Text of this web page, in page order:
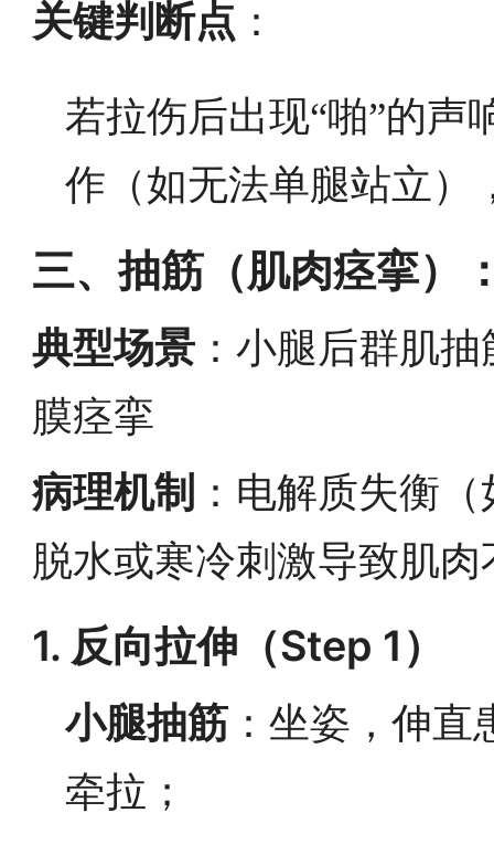
关键判断点 ：
若拉伤后出现“啪”的声
作（如无法单腿站立）
三、抽筋（肌肉痉挛）
典型场景 ：小腿后群肌
膜痉挛
病理机制 ：电解质失衡
脱水或寒冷刺激导致肌
1. 反向拉伸（Step 1）
小腿抽筋 ：坐姿，伸
牵拉；